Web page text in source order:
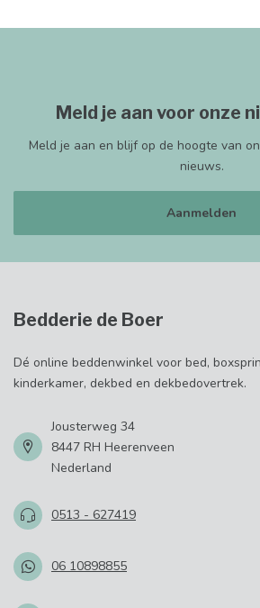
Meld je aan voor onze
Meld je aan en blijf op de hoogte van
nieuws.
Aanmelden
Bedderie de Boer
Dé online beddenwinkel voor bed,
kinderkamer, dekbed en dekbedovertrek.
Jousterweg 34
8447 RH Heerenveen
Nederland
0513 - 627419
06 10898855